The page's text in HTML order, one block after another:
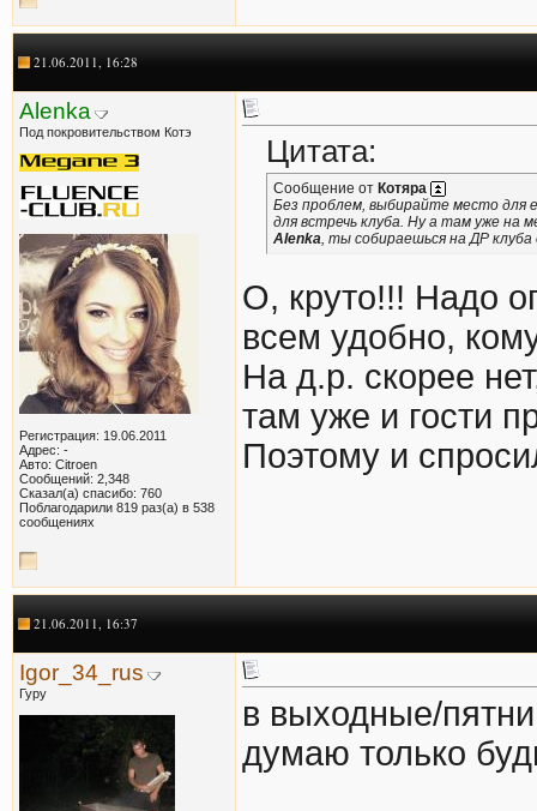
21.06.2011, 16:28
Alenka
Под покровительством Котэ
Регистрация: 19.06.2011
Адрес: -
Авто: Citroen
Сообщений: 2,348
Сказал(а) спасибо: 760
Поблагодарили 819 раз(а) в 538
сообщениях
Цитата:
Сообщение от Котяра
Без проблем, выбирайте место для
для встречь клуба. Ну а там уже
Alenka, ты собираешься на ДР
О, круто!!! Надо
всем удобно,
На д.р. скорее
там уже и гости
Поэтому и
21.06.2011, 16:37
Igor_34_rus
Гуру
в выходные/
думаю только